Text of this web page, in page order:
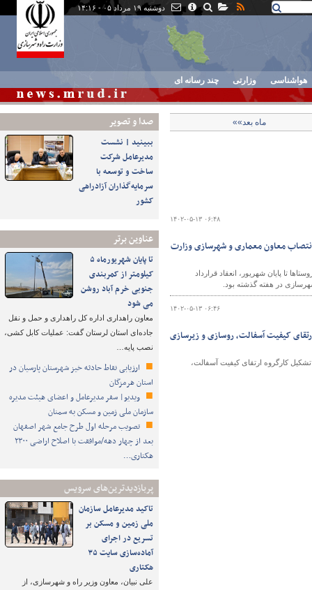
دوشنبه ۱۹ مرداد ۰۵ - ۱۴:۱۶
هواشناسی وزارتی چند رسانه ای
صدا و تصوير
ببینید | نشست
مدیرعامل شرکت
ساخت و توسعه با
سرمایه‌گذاران آزادراهی
کشور
عناوین برتر
تا پایان شهریورماه ۵
کیلومتر از کمربندی
جنوبی خرم آباد روشن
می شود
معاون راهداری اداره کل راهداری و حمل و نقل
جاده‌ای استان لرستان گفت: عملیات کابل کشی،
نصب پایه…
ارزیابی نقاط حادثه خیز شهرستان پارسیان در
استان هرمزگان
ویدیو| سفر مدیرعامل و اعضای هیئت مدیره
سازمان ملی زمین و مسکن به سمنان
تصویب مرحله اول طرح جامع شهر اصفهان
بعد از چهار دهه/موافقت با اصلاح اراضی ۲۳۰۰
هکتاری…
پربازدیدترین‌های سرویس
تاکید مدیرعامل سازمان
ملی زمین و مسکن بر
تسریع در اجرای
آماده‌سازی سایت ۳۵
هکتاری
علی نبیان، معاون وزیر راه و شهرسازی، از
ماه بعد»»
۱۴۰۲-۰۵-۱۳ ۰۶:۴۸
در بانک مسکن/ انتصاب معاون معماری و شهرسازی وزارت
واحد نهضت ملی در شهرها و روستاها تا پایان شهریور، انعقاد قرارداد
۱۴۰۲-۰۵-۱۳ ۰۶:۴۶
کیفیت آسفالت، روسازی و زیرسازی
۵ درصدی تردد در ترانزیت جاده‌ای و تشکیل کارگروه ارتقای کیفیت آسفالت،